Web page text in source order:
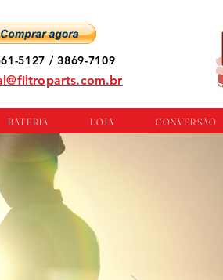
5127 / 3869-7109
BATERIA LOJA CONVERSÃO